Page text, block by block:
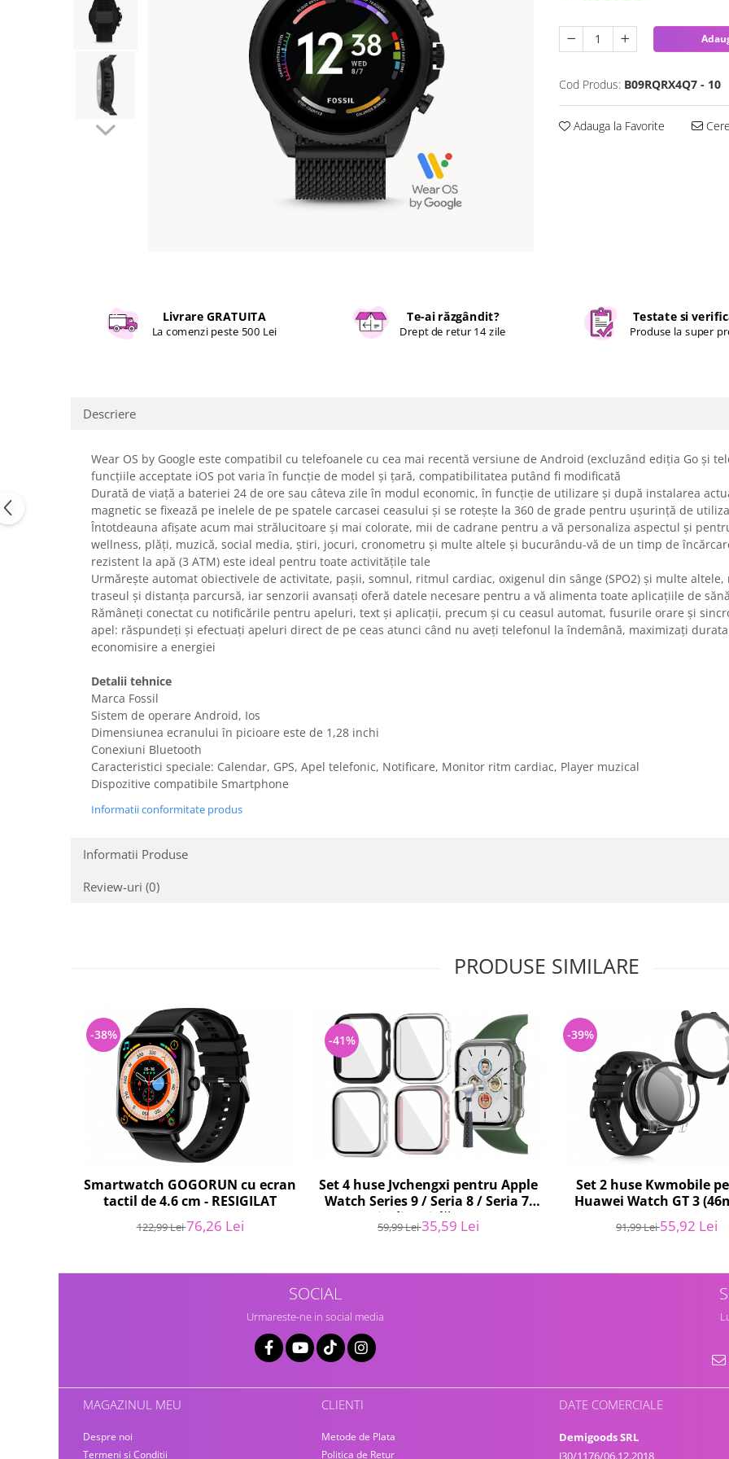
Curatenie si intretinere
Hobby-uri creative
Iluminat & Electrice
Kit-uri automatizari porti si usi
Silicon, spume si solutii tehnice
Laptopuri si Accesorii
Telefoane Mobile & accesorii
Wearable & Gadgeturi
Electrocasnice & Climatizare
Accesorii si piese masini spalat
rufe si uscatoare
Accesorii si piese masini spalat
Aparate Frigorifice
Aparate Racire Aer
Aragaze si cuptoare cu microunde
Climatizare & sisteme de incalzire
Electrocasnice pentru Bucatarie
Fiare de calcat si masini de cusut
Ingrijire Locuinta
Purificatoare de aer
Ceasuri barbatesti
Cutii, curele si accesorii ceasuri
Incaltaminte barbati
Incaltaminte femei
Gaming, Carti & Birotica
Birotica & Papetarie
Console, Jocuri & Accesorii
Accesorii aparate de ras electrice
Aparate cosmetice
Jucarii, Copii & Bebe
Hrana bebelusi
Cod Produs: B09RQRX4Q7 - 10
Adauga la Favorite
Livrare GRATUITA
La comenzi peste 500 Lei
Te-ai răzgândit?
Drept de retur 14 zile
Testate si
Produse la super
Descriere
Wear OS by Google este compatibil cu telefoanele cu cea mai recentă versiune de Android (excluzând ediția Go și
funcțiile acceptate iOS pot varia în funcție de model și țară, compatibilitatea putând fi modificată
Durată de viață a bateriei 24 de ore sau câteva zile în modul economic, în funcție de utilizare și după instalarea
magnetic se fixează pe inelele de pe spatele carcasei ceasului și se rotește la 360 de grade pentru ușurință de
Întotdeauna afișate acum mai strălucitoare și mai colorate, mii de cadrane pentru a vă personaliza aspectul și
wellness, plăți, muzică, social media, știri, jocuri, cronometru și multe altele și bucurându-vă de un timp de
rezistent la apă (3 ATM) este ideal pentru toate activitățile tale
Urmărește automat obiectivele de activitate, pașii, somnul, ritmul cardiac, oxigenul din sânge (SPO2) și multe
traseul și distanța parcursă, iar senzorii avansați oferă datele necesare pentru a vă alimenta toate aplicațiile de
Rămâneți conectat cu notificările pentru apeluri, text și aplicații, precum și cu ceasul automat, fusurile orare și
apel: răspundeți și efectuați apeluri direct de pe ceas atunci când nu aveți telefonul la îndemână, maximizați
economisire a energiei
Detalii tehnice
Marca Fossil
Sistem de operare Android, Ios
Dimensiunea ecranului în picioare este de 1,28 inchi
Conexiuni Bluetooth
Caracteristici speciale: Calendar, GPS, Apel telefonic, Notificare, Monitor ritm cardiac, Player muzical
Dispozitive compatibile Smartphone
Informatii conformitate produs
Informatii Produse
Review-uri (0)
PRODUSE SIMILARE
-38%
Smartwatch GOGORUN cu ecran
tactil de 4.6 cm - RESIGILAT
122,99 Lei76,26 Lei
-41%
Set 4 huse Jvchengxi pentru Apple
Watch Series 9 / Seria 8 / Seria 7,
protecție din sticlă - RESIGILAT
59,99 Lei35,59 Lei
-39%
Set 2 huse Kwmobile
Huawei Watch GT 3
RESIGILAT
91,99 Lei55,92 Lei
SOCIAL
Urmareste-ne in social media
MAGAZINUL MEU
Despre noi
Termeni si Conditii
CLIENTI
Metode de Plata
Politica de Retur
DATE COMERCIALE
Demigoods SRL
J30/1176/06.12.2018